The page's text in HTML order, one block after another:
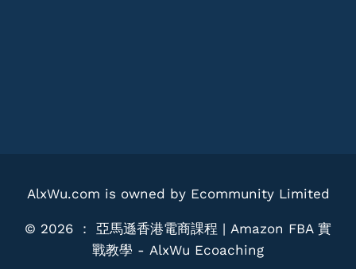
AlxWu.com is owned by Ecommunity Limited
© 2026 ： 亞馬遜香港電商課程 | Amazon FBA 實
戰教學 - AlxWu Ecoaching